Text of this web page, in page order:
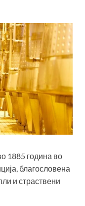
1885 година во
благословена
и страствени